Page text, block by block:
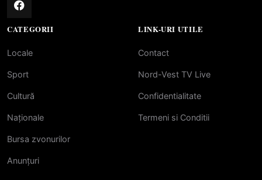
CATEGORII
Locale
Sport
Cultură
Naționale
Bursa zvonurilor
Anunțuri
LINK-URI UTILE
Contact
Nord-Vest TV Live
Confidentialitate
Termeni si Conditii